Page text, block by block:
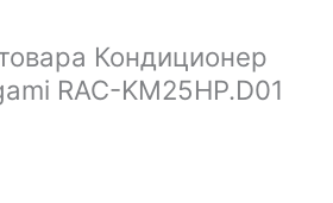
Кондиционер
RAC-KM25HP.D01